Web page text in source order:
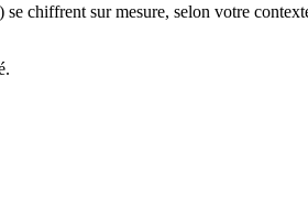
chiffrent sur mesure, selon votre